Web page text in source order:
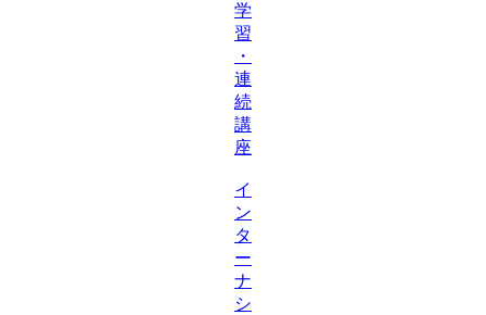
学
習
・
連
続
講
座
イ
ン
タ
ー
ナ
シ